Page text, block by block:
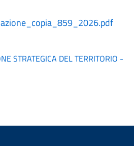
STRATEGICA DEL TERRITORIO -